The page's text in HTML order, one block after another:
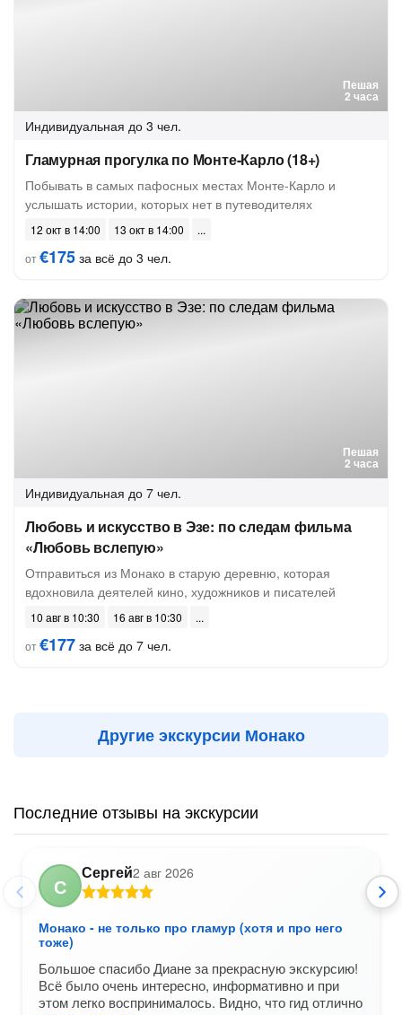
Пешая
2 часа
Индивидуальная до 3 чел.
Гламурная прогулка по Монте-Карло (18+)
Побывать в самых пафосных местах Монте-Карло и
услышать истории, которых нет в путеводителях
12 окт в 14:00
13 окт в 14:00
от€175 за всё до 3 чел.
Пешая
2 часа
Индивидуальная до 7 чел.
Любовь и искусство в Эзе: по следам фильма
«Любовь вслепую»
Отправиться из Монако в старую деревню, которая
вдохновила деятелей кино, художников и писателей
10 авг в 10:30
16 авг в 10:30
от€177 за всё до 7 чел.
Другие экскурсии Монако
Последние отзывы на экскурсии
С
Сергей2 авг 2026
Монако - не только про гламур (хотя и про него
тоже)
Большое спасибо Диане за прекрасную экскурсию!
Всё было очень интересно, информативно и при
этом легко воспринималось. Видно, что гид отлично